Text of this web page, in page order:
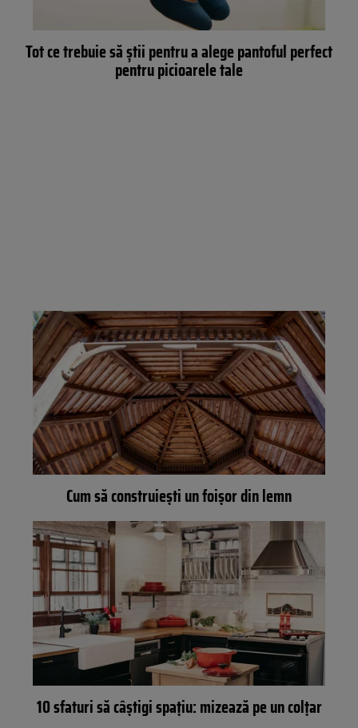
Tot ce trebuie să știi pentru a alege pantoful perfect
pentru picioarele tale
Cum să construiești un foișor din lemn
10 sfaturi să câștigi spațiu: mizează pe un colțar